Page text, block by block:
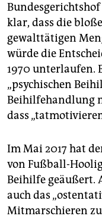
klar, dass die
gewalttätigen
würde die
1970 unterlaufen.
„psychischen
Beihilfehandlung
dass
Im Mai 2017 hat
von Fußball-
Beihilfe geäußert.
auch das
Mitmarschieren